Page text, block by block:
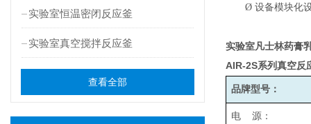
实验室恒温密闭反应釜
实验室真空搅拌反应釜
查看全部
Ø 设备模块化
实验室凡士林药膏
AIR-2S系列真空反
品牌型号：
电 源：